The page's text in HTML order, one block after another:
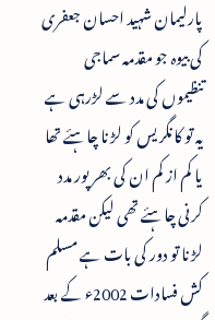
پارلیمان شہید احسان جعفری
کی بیوہ جو مقدمہ سماجی
تنظیموں کی مدد سے لڑرہی ہے
یہ تو کانگریس کو لڑنا چاہئے تھا
یا کم از کم ان کی بھر پور مدد
کرنی چاہئے تھی لیکن مقدمہ
لڑنا تو دور کی بات ہے مسلم
کش فسادات 2002ء کے بعد